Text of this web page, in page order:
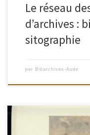
Le réseau
d’archives :
sitographie
par Bibarchives-Aude